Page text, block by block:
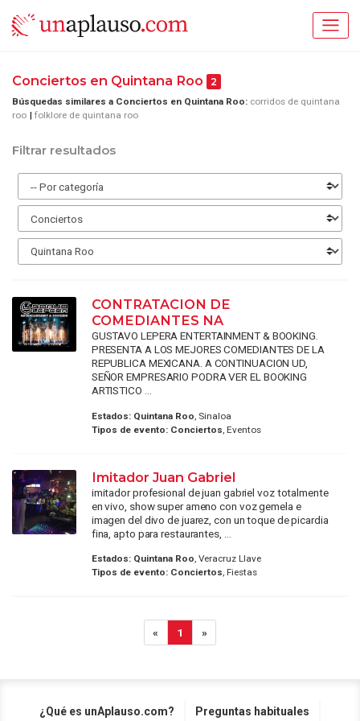
Conciertos en Quintana Roo 2
Búsquedas similares a Conciertos en Quintana Roo: corridos de quintana
roo
folklore de quintana roo
Filtrar resultados
CONTRATACION DE
COMEDIANTES NA
GUSTAVO LEPERA ENTERTAINMENT & BOOKING.
PRESENTA A LOS MEJORES COMEDIANTES DE LA
REPUBLICA MEXICANA. A CONTINUACION UD,
SEÑOR EMPRESARIO PODRA VER EL BOOKING
ARTISTICO ...
Estados: Quintana Roo, Sinaloa
Tipos de evento: Conciertos, Eventos
Imitador Juan Gabriel
imitador profesional de juan gabriel voz totalmente
en vivo, show super ameno con voz gemela e
imagen del divo de juarez, con un toque de picardia
fina, apto para restaurantes, ...
Estados: Quintana Roo, Veracruz Llave
Tipos de evento: Conciertos, Fiestas
« 1 »
¿Qué es unAplauso.com? Preguntas habituales